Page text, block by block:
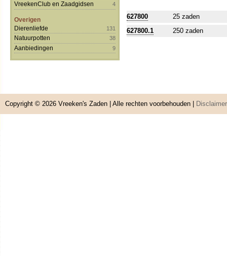
VreekenClub en Zaadgidsen 4
Overigen
Dierenliefde
131
Natuurpotten 38
Aanbiedingen 9
627800
25 zaden
627800.1
250 zaden
Copyright © 2026 Vreeken's Zaden | Alle rechten voorbehouden | Disclaimer